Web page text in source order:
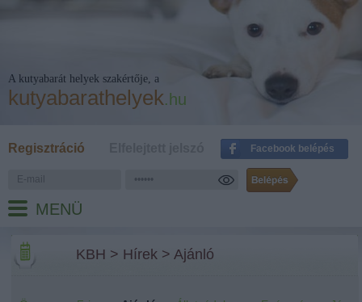
A kutyabarát helyek szakértője, a
kutyabarathelyek.hu
Regisztráció Facebook belépés
MENÜ
KBH > Hírek >Ajánló